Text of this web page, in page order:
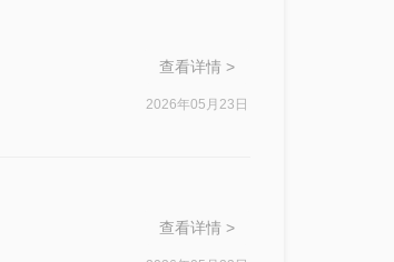
查看详情 >
2026年05月23日
查看详情 >